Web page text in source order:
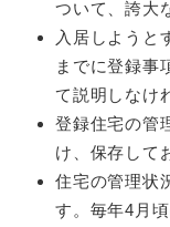
ついて、誇大
入居しようと
までに登録事
て説明しなけ
登録住宅の管
け、保存して
住宅の管理状
す。毎年4月